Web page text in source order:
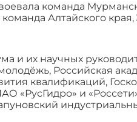
команда
команда Алтайского края,
и их научных
Российская
квалификаций,
«РусГидро» и